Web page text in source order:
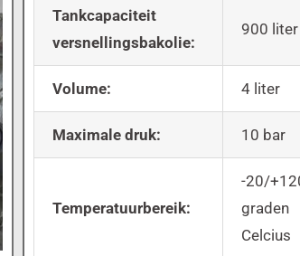
Tankcapaciteit
versnellingsbakolie:
900 liter
Volume: 4 liter
Maximale druk: 10 bar
Temperatuurbereik:
-20/
graden
Celcius